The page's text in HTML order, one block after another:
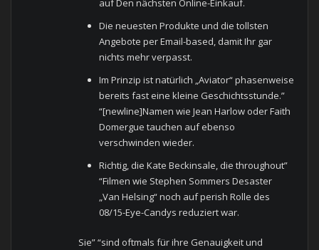
auf Den nächsten Online-Einkauf.
Die neuesten Produkte und die tollsten
Angebote per Email-based, damit Ihr gar
nichts mehr verpasst.
Im Prinzip ist natürlich „Aviator“ phasenweise
bereits fast eine kleine Geschichtsstunde.”
“[newline]Namen wie Jean Harlow oder Faith
Domergue tauchen auf ebenso
verschwinden wieder.
Richtig, die Kate Beckinsale, die throughout”
“Filmen wie Stephen Sommers Desaster
„Van Helsing“ noch auf perish Rolle des
08/15-Eye-Candys reduziert war.
Sie” “sind oftmals für ihre Genauigkeit und